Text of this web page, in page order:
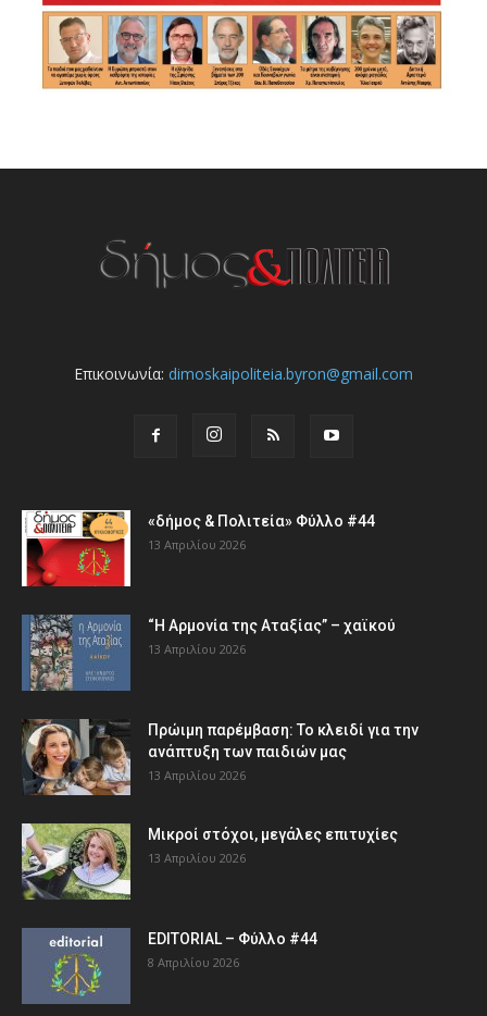
Επικοινωνία: dimoskaipoliteia.byron@gmail.com
«δήμος & Πολιτεία» Φύλλο #44
13 Απριλίου 2026
“Η Αρμονία της Αταξίας” – χαϊκού
13 Απριλίου 2026
Πρώιμη παρέμβαση: Το κλειδί για την
ανάπτυξη των παιδιών µας
13 Απριλίου 2026
Μικροί στόχοι, μεγάλες επιτυχίες
13 Απριλίου 2026
EDITORIAL – Φύλλο #44
8 Απριλίου 2026